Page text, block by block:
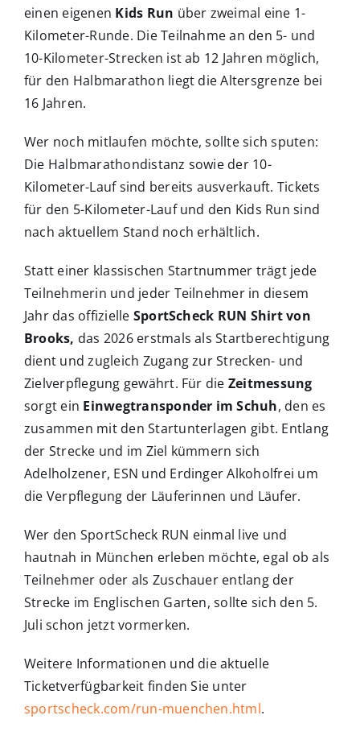
einen eigenen Kids Run über zweimal eine 1-
Kilometer-Runde. Die Teilnahme an den 5- und
10-Kilometer-Strecken ist ab 12 Jahren möglich,
für den Halbmarathon liegt die Altersgrenze bei
16 Jahren.
Wer noch mitlaufen möchte, sollte sich sputen:
Die Halbmarathondistanz sowie der 10-
Kilometer-Lauf sind bereits ausverkauft. Tickets
für den 5-Kilometer-Lauf und den Kids Run sind
nach aktuellem Stand noch erhältlich.
Statt einer klassischen Startnummer trägt jede
Teilnehmerin und jeder Teilnehmer in diesem
Jahr das offizielle SportScheck RUN Shirt von
Brooks, das 2026 erstmals als Startberechtigung
dient und zugleich Zugang zur Strecken- und
Zielverpflegung gewährt. Für die Zeitmessung
sorgt ein Einwegtransponder im Schuh, den es
zusammen mit den Startunterlagen gibt. Entlang
der Strecke und im Ziel kümmern sich
Adelholzener, ESN und Erdinger Alkoholfrei um
die Verpflegung der Läuferinnen und Läufer.
Wer den SportScheck RUN einmal live und
hautnah in München erleben möchte, egal ob als
Teilnehmer oder als Zuschauer entlang der
Strecke im Englischen Garten, sollte sich den 5.
Juli schon jetzt vormerken.
Weitere Informationen und die aktuelle
Ticketverfügbarkeit finden Sie unter
sportscheck.com/run-muenchen.html.